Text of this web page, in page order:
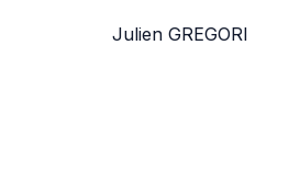
Julien GREGORI